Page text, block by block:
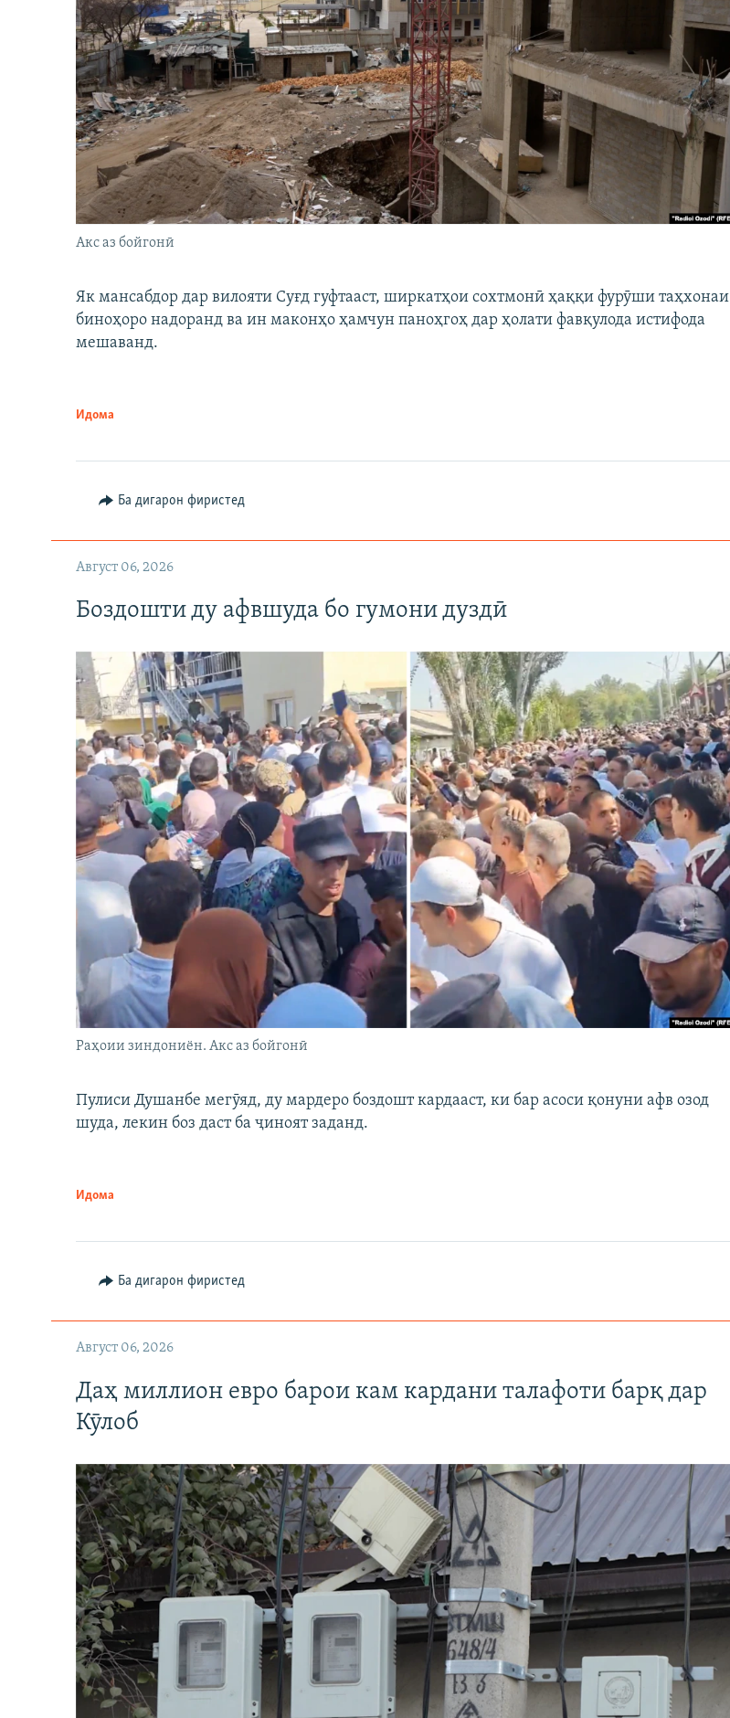
Акс аз бойгонӣ
Як мансабдор дар вилояти Суғд гуфтааст, ширкатҳои сохтмонӣ ҳаққи фурӯши таҳхонаи
биноҳоро надоранд ва ин маконҳо ҳамчун паноҳгоҳ дар ҳолати фавқулода истифода
мешаванд.
Идома
Ба дигарон фиристед
Август 06, 2026
Боздошти ду афвшуда бо гумони дуздӣ
Раҳоии зиндониён. Акс аз бойгонӣ
Пулиси Душанбе мегӯяд, ду мардеро боздошт кардааст, ки бар асоси қонуни афв озод
шуда, лекин боз даст ба ҷиноят заданд.
Идома
Ба дигарон фиристед
Август 06, 2026
Даҳ миллион евро барои кам кардани талафоти барқ дар
Кӯлоб